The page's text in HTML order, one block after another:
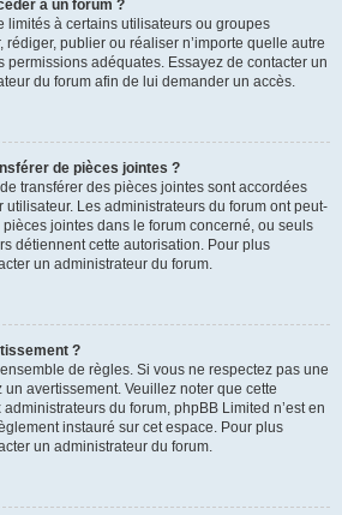
à un forum ?
limités à certains utilisateurs ou groupes
rédiger, publier ou réaliser n’importe quelle autre
permissions adéquates. Essayez de contacter un
du forum afin de lui demander un accès.
de pièces jointes ?
transférer des pièces jointes sont accordées
Les administrateurs du forum ont peut-
jointes dans le forum concerné, ou seuls
détiennent cette autorisation. Pour plus
un administrateur du forum.
?
de règles. Si vous ne respectez pas une
avertissement. Veuillez noter que cette
du forum, phpBB Limited n’est en
instauré sur cet espace. Pour plus
un administrateur du forum.